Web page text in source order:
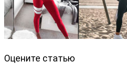
Оцените статью